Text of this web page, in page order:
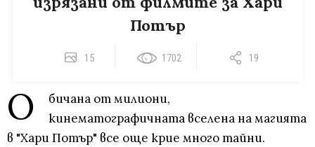
Потър
15 1702 19
О
бичана от милиони,
кинематографичната вселена на магията
в "Хари Потър" все още крие много тайни.